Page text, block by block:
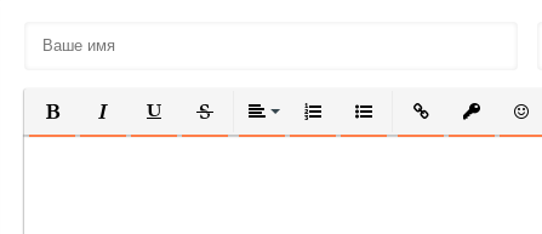
ПОЛУЖИРНЫЙ
КУРСИВПОДЧЕРКНУТЫЙ
ЗАЧЕРКНУТЫЙВЫРАВНИВАНИЕ
НУМЕРОВАННЫЙ СПИСОК
МАРКИРОВАННЫЙ
ВСТАВИТЬ